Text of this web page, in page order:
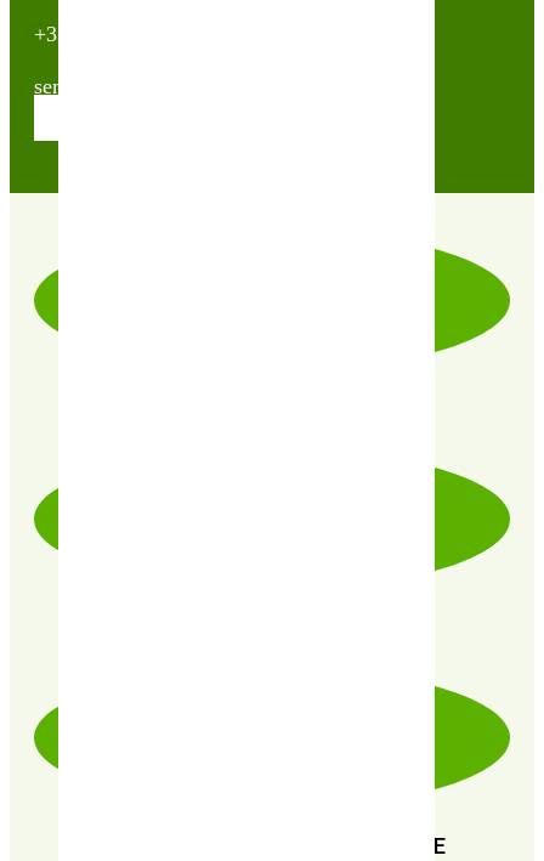
+33(0)2 40 23 63 24
sembio@partnerandco.fr
PAIEMENT SÉCURISÉ 100% FIABLE